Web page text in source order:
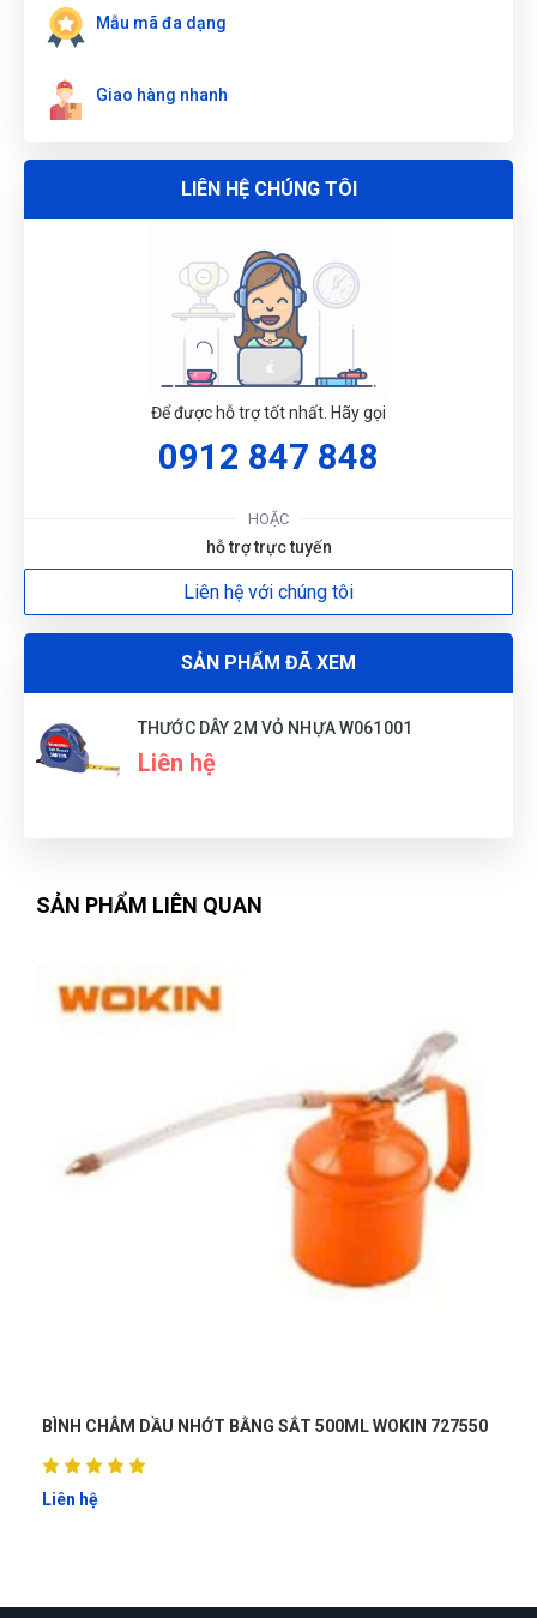
Mẫu mã đa dạng
Giao hàng nhanh
LIÊN HỆ CHÚNG TÔI
Để được hỗ trợ tốt nhất. Hãy gọi
0912 847 848
HOẶC
hỗ trợ trực tuyến
Liên hệ với chúng tôi
SẢN PHẨM ĐÃ XEM
THƯỚC DÂY 2M VỎ NHỰA W061001
Liên hệ
SẢN PHẨM LIÊN QUAN
TÚI ĐỰNG DỤNG CỤ CÓ DÂY ĐEO 15" 380mm W081070